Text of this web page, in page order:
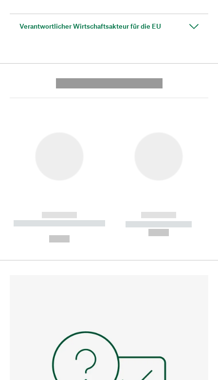
Verantwortlicher Wirtschaftsakteur für die EU
------------
----------- ----------- --------
------------
----------- -----------